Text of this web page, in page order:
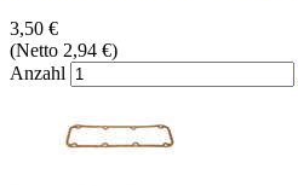
3,50 €
(Netto 2,94 €)
Anzahl